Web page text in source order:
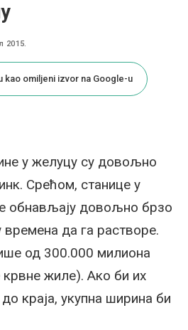
2015.
kao omiljeni izvor na Google-u
у желуцу су довољно
Срећом, станице у
обнављају довољно брзо
времена да га растворе.
од 300.000 милиона
жиле). Ако би их
краја, укупна ширина би